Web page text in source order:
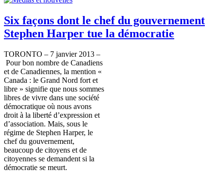
Six façons dont le chef du gouvernement
Stephen Harper tue la démocratie
TORONTO – 7 janvier2013 –
Pour bon nombre de Canadiens
et de Canadiennes, la mention «
Canada : le Grand Nord fort et
libre » signifie que nous sommes
libres de vivre dans une société
démocratique où nous avons
droit à la liberté d’expression et
d’association. Mais, sous le
régime de Stephen Harper, le
chef du gouvernement,
beaucoup de citoyens et de
citoyennes se demandent si la
démocratie se meurt.